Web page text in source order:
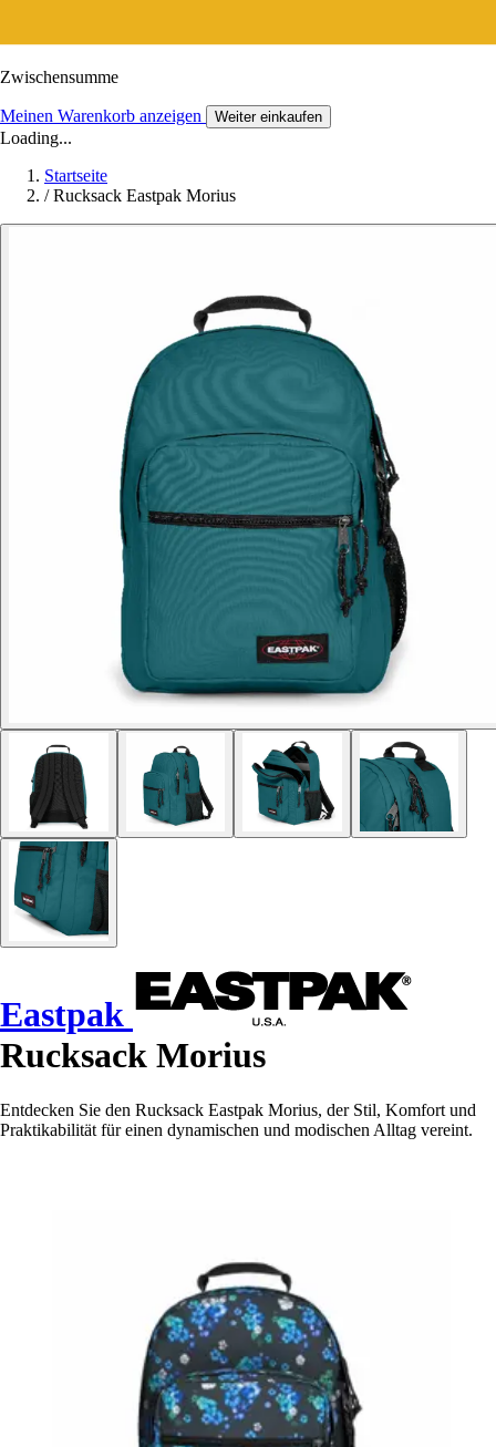
Zwischensumme
Meinen Warenkorb anzeigen Weiter einkaufen
Loading...
Startseite
/ Rucksack Eastpak Morius
Eastpak
Rucksack Morius
Entdecken Sie den Rucksack Eastpak Morius, der Stil, Komfort und
Praktikabilität für einen dynamischen und modischen Alltag vereint.